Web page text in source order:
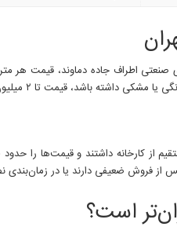
تا ۲ میلیون تومان نیز افزایش پیدا می‌کند.
فروش ضعیفی دارند یا در زمان‌بندی
است؟